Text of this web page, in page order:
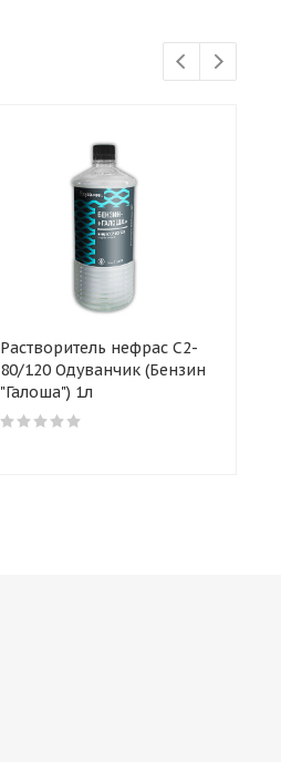
Растворитель нефрас С2-
80/120 Одуванчик (Бензин
"Галоша") 1л